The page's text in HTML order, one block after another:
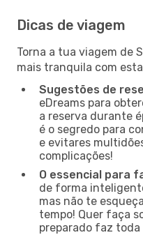
Dicas de viagem
Torna a tua viagem de
mais tranquila com
Sugestões de
eDreams para
a reserva durante
é o segredo para
e evitares
complicações!
O essencial para
de forma
mas não te
tempo! Quer faça
preparado faz